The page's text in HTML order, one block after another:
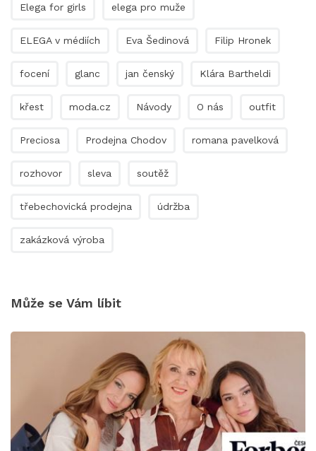
Elega for girls elega pro muže
ELEGA v médiích Eva Šedinová Filip Hronek
focení glanc jan čenský Klára Bartheldi
křest moda.cz Návody O nás outfit
Preciosa Prodejna Chodov romana pavelková
rozhovor sleva soutěž
třebechovická prodejna údržba
zakázková výroba
Může se Vám líbit